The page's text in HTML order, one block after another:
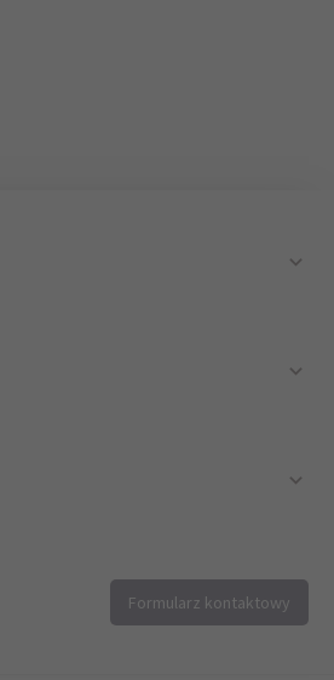
Formularz kontaktowy